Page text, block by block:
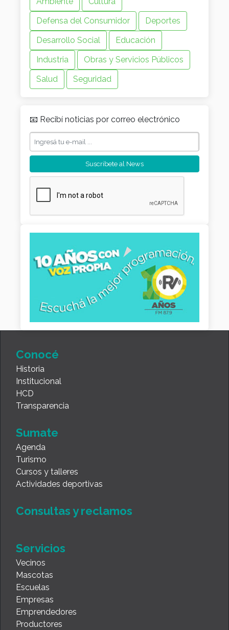
Defensa del Consumidor
Deportes
Desarrollo Social
Educación
Industria
Obras y Servicios Públicos
Salud
Seguridad
📧 Recibí noticias por correo electrónico
Conocé
Historia
Institucional
HCD
Transparencia
Sumate
Agenda
Turismo
Cursos y talleres
Actividades deportivas
Consultas y reclamos
Servicios
Vecinos
Mascotas
Escuelas
Empresas
Emprendedores
Productores